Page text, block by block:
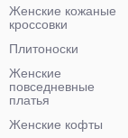
Женские кожаные
кроссовки
Плитоноски
Женские
повседневные
платья
Женские кофты